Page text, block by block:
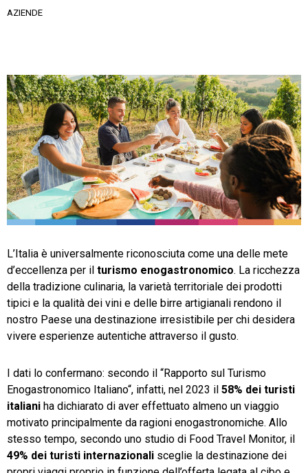
Ecommerce
Financial Solutions
HR
Trust Services
TeamSystem Corporate
AZIENDE
L’Italia è universalmente riconosciuta come una delle mete
d’eccellenza per il turismo enogastronomico. La ricchezza
della tradizione culinaria, la varietà territoriale dei prodotti
tipici e la qualità dei vini e delle birre artigianali rendono il
nostro Paese una destinazione irresistibile per chi desidera
vivere esperienze autentiche attraverso il gusto.
I dati lo confermano: secondo il “Rapporto sul Turismo
Enogastronomico Italiano“, infatti, nel 2023 il 58% dei turisti
italiani ha dichiarato di aver effettuato almeno un viaggio
motivato principalmente da ragioni enogastronomiche. Allo
stesso tempo, secondo uno studio di Food Travel Monitor, il
49% dei turisti internazionali sceglie la destinazione dei